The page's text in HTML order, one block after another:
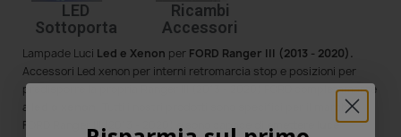
LED
Sottoporta
Ricambi
Accessori
Lampade Luci Led e Xenon per FORD Ranger III (2013 - 2020).
Accessori Led xenon per interni retromarcia stop e posizioni per
predisporre la propria Ranger III (2013 - 2020) FORD completamante
a
Tutti i nostri prodotti sono specifici per il marchio
FORD Ranger III (2013 - 2020) e sono capace di emettere
luce